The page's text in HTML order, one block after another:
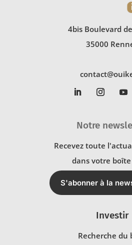
4bis Boulevard
35000
Notre
Recevez toute
dans votre
S'abonner à la
Investir
Recherche du